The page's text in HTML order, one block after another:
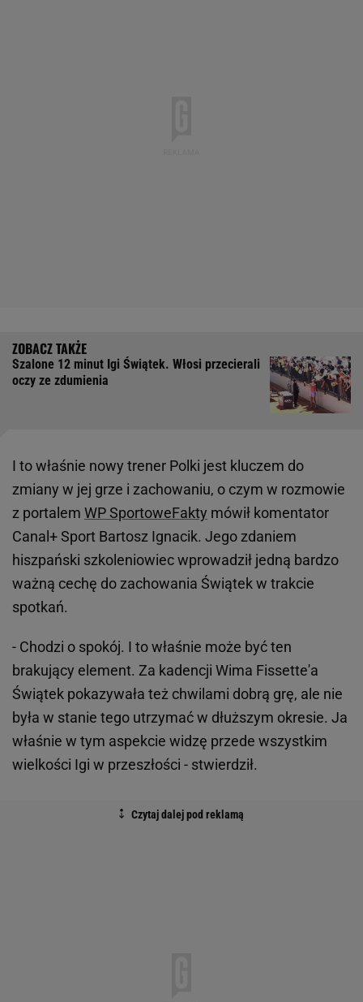
Szalone 12 minut Igi Świątek. Włosi przecierali
oczy ze zdumienia
I to właśnie nowy trener Polki jest kluczem do
zmiany w jej grze i zachowaniu, o czym w rozmowie
z portalem WP SportoweFakty mówił komentator
Canal+ Sport Bartosz Ignacik. Jego zdaniem
hiszpański szkoleniowiec wprowadził jedną bardzo
ważną cechę do zachowania Świątek w trakcie
spotkań.
- Chodzi o spokój. I to właśnie może być ten
brakujący element. Za kadencji Wima Fissette'a
Świątek pokazywała też chwilami dobrą grę, ale nie
była w stanie tego utrzymać w dłuższym okresie. Ja
właśnie w tym aspekcie widzę przede wszystkim
wielkości Igi w przeszłości - stwierdził.